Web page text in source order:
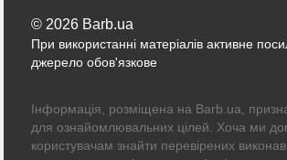
© 2026 Barb.ua
При використанні матеріалів активне
джерело обов'язкове
Інформація, розміщена на Barb.ua,
для ознайомлювальних цілей. Хоча ми
користувачам знайти перевірених